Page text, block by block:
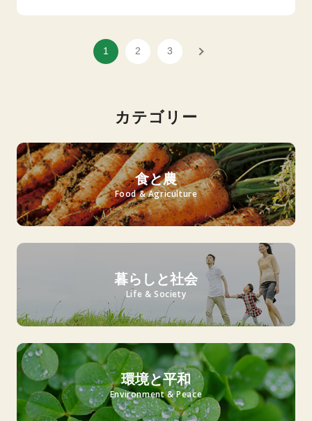
1 2 3
カテゴリー
食と農
Food & Agriculture
暮らしと社会
Life & Society
環境と平和
Environment & Peace